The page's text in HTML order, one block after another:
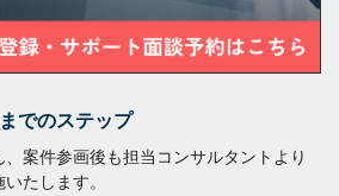
でのステップ
案件参画後も担当コンサルタントより
たします。